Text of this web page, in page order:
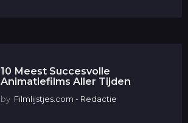
10 Meest Succesvolle
Animatiefilms Aller Tijden
by Filmlijstjes.com - Redactie